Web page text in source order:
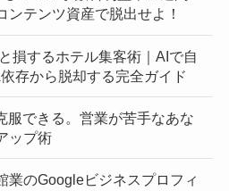
ンテンツ資産で脱出せよ！
損するホテル集客術｜AIで自
存から脱却する完全ガイド
服できる。営業が苦手なあな
ップ術
業のGoogleビジネスプロフィ